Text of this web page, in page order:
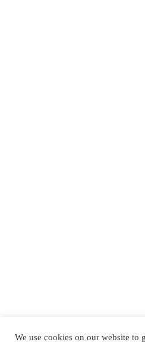
We use cookies on our website to